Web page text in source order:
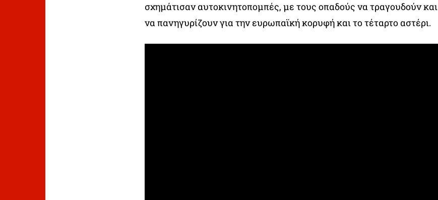
σχημάτισαν αυτοκινητοπομπές, με τους οπαδούς να τραγουδούν και
να πανηγυρίζουν για την ευρωπαϊκή κορυφή και το τέταρτο αστέρι.